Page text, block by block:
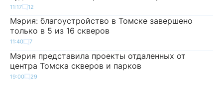
11:17 12
Мэрия: благоустройство в Томске завершено
только в 5 из 16 скверов
11:40 7
Мэрия представила проекты отдаленных от
центра Томска скверов и парков
19:00 29